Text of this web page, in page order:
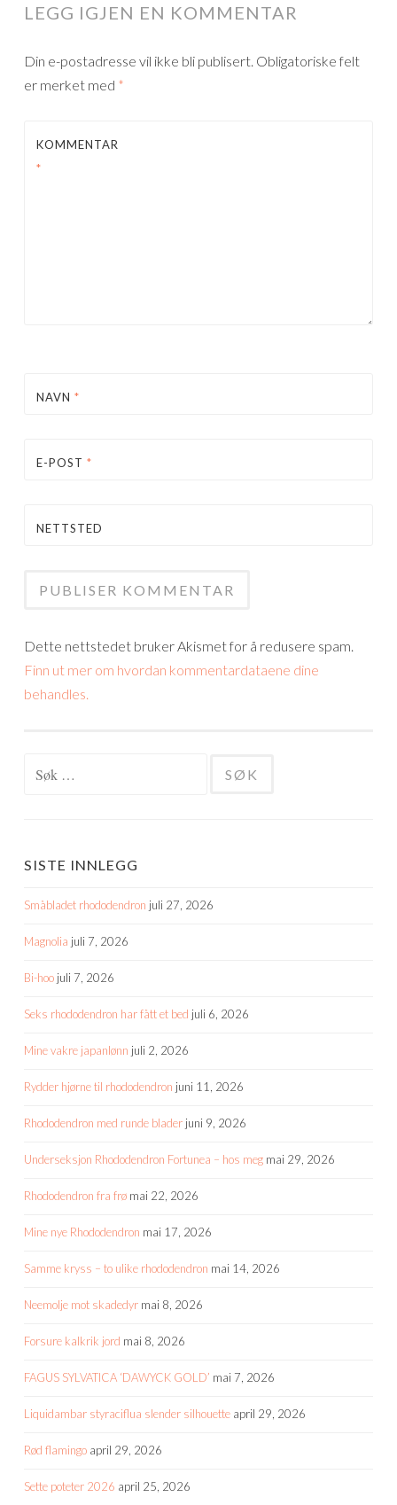
LEGG IGJEN EN KOMMENTAR
Din e-postadresse vil ikke bli publisert. Obligatoriske felt
er merket med *
KOMMENTAR
*
NAVN *
E-POST *
NETTSTED
Dette nettstedet bruker Akismet for å redusere spam.
Finn ut mer om hvordan kommentardataene dine
behandles.
SISTE INNLEGG
Småbladet rhododendron juli 27, 2026
Magnolia juli 7, 2026
Bi-hoo juli 7, 2026
Seks rhododendron har fått et bed juli 6, 2026
Mine vakre japanlønn juli 2, 2026
Rydder hjørne til rhododendron juni 11, 2026
Rhododendron med runde blader juni 9, 2026
Underseksjon Rhododendron Fortunea – hos meg mai 29, 2026
Rhododendron fra frø mai 22, 2026
Mine nye Rhododendron mai 17, 2026
Samme kryss – to ulike rhododendron mai 14, 2026
Neemolje mot skadedyr mai 8, 2026
Forsure kalkrik jord mai 8, 2026
FAGUS SYLVATICA ‘DAWYCK GOLD’ mai 7, 2026
Liquidambar styraciflua slender silhouette april 29, 2026
Rød flamingo april 29, 2026
Sette poteter 2026 april 25, 2026